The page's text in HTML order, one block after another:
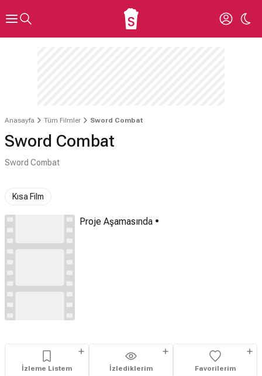
Anasayfa Tüm Filmler Sword Combat
Sword Combat
Sword Combat
Kısa Film
Proje Aşamasında •
İzleme Listem İzlediklerim Favorilerim